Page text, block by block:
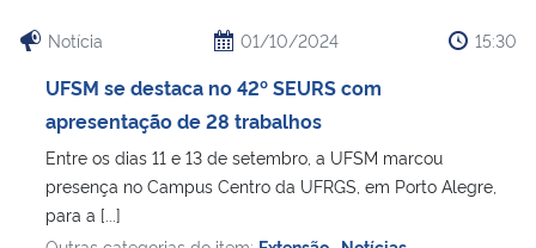
Notícia 01/10/2024 15:30
UFSM se destaca no 42º SEURS com
apresentação de 28 trabalhos
Entre os dias 11 e 13 de setembro, a UFSM marcou
presença no Campus Centro da UFRGS, em Porto Alegre,
para a [...]